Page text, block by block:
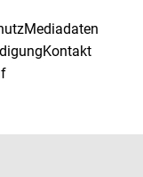
Mediadaten
Kontakt